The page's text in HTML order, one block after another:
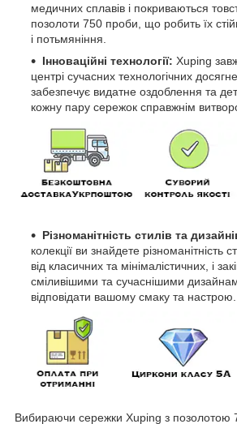
медичних сплавів і покриваються
позолоти 750 проби, що робить їх
і потьмяніння.
Інноваційні технології: Xuping
центрі сучасних технологічних
забезпечує видатне оздоблення та
кожну пару сережок справжнім
Різноманітність стилів та
колекції ви знайдете різноманітність
від класичних та мінімалістичних, і
сміливішими та сучаснішими
відповідати вашому смаку та настрою.
Вибираючи сережки Xuping з позолотою